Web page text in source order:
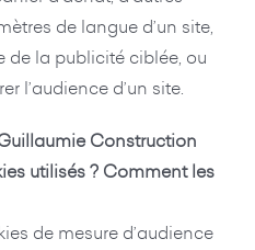
de langue d’un site,
de la publicité ciblée, ou
l’audience d’un site.
Construction
utilisés ? Comment les
de mesure d’audience